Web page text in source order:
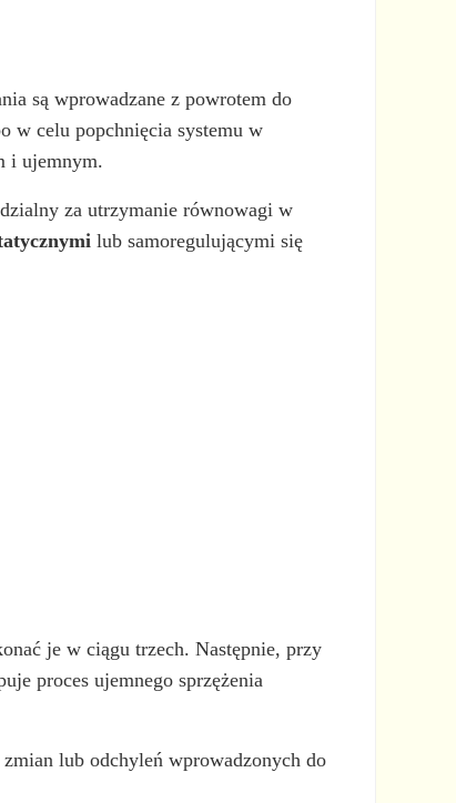
są wprowadzane z powrotem do
w celu popchnięcia systemu w
i ujemnym.
za utrzymanie równowagi w
lub samoregulującymi się
je w ciągu trzech. Następnie, przy
proces ujemnego sprzężenia
lub odchyleń wprowadzonych do